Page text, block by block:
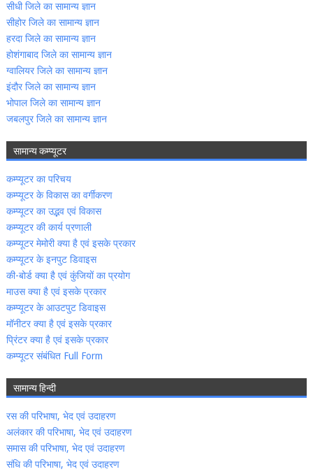
सीधी जिले का सामान्‍य ज्ञान
सीहोर जिले का सामान्‍य ज्ञान
हरदा जिले का सामान्‍य ज्ञान
होशंगाबाद जिले का सामान्‍य ज्ञान
ग्‍वालियर जिले का सामान्‍य ज्ञान
इंदौर जिले का सामान्‍य ज्ञान
भोपाल जिले का सामान्‍य ज्ञान
जबलपुर जिले का सामान्‍य ज्ञान
सामान्‍य कम्‍प्‍यूटर
कम्‍प्‍यूटर का परिचय
कम्‍प्‍यूटर के विकास का वर्गीकरण
कम्‍प्‍यूटर का उद्भव एवं विकास
कम्‍प्‍यूटर की कार्य प्रणाली
कम्‍प्‍यूटर मेमोरी क्‍या है एवं इसके प्रकार
कम्‍प्‍यूटर के इनपुट डिवाइस
की-बोर्ड क्‍या है एवं कुंजियों का प्रयोग
माउस क्‍या है एवं इसके प्रकार
कम्‍प्‍यूटर के आउटपुट डिवाइस
मॉनीटर क्‍या है एवं इसके प्रकार
प्रिंटर क्‍या है एवं इसके प्रकार
कम्‍प्‍यूटर संबंधित Full Form
सामान्‍य हिन्‍दी
रस की परिभाषा, भेद एवं उदाहरण
अलंकार की परिभाषा, भेद एवं उदाहरण
समास की परिभाषा, भेद एवं उदाहरण
संधि की परिभाषा, भेद एवं उदाहरण